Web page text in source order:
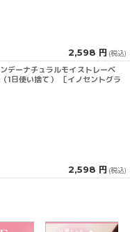
2,598 円 (税込)
デーナチュラルモイストレーベ
1日使い捨て） ［イノセントグラ
2,598 円 (税込)